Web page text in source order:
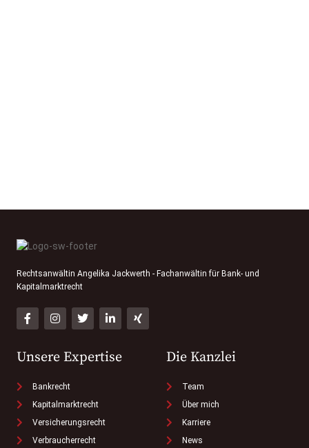
Rechtsanwältin Angelika Jackwerth - Fachanwältin für Bank- und
Kapitalmarktrecht
Unsere Expertise
Bankrecht
Kapitalmarktrecht
Versicherungsrecht
Verbraucherrecht
Die Kanzlei
Team
Über mich
Karriere
News